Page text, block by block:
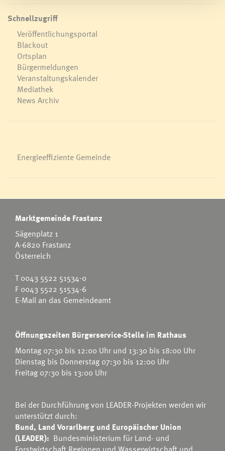
Schnellzugriff
Veröffentlichungsportal
Blackout
Ortsplan
Bürgermeldungen
Veranstaltungskalender
Mediathek
News Archiv
Energieeffiziente Gemeinde
Marktgemeinde Frastanz
Sägenplatz 1
A-6820 Frastanz
Österreich
T0043 5522 51534-0
F 0043 5522 51534-6
E-Mail an das Gemeindeamt
Öffnungszeiten Bürgerservice-Stelle im Rathaus
Montag 07:30 bis 12:00 Uhr und 13:30 bis 18:00 Uhr
Dienstag bis Donnerstag 07:30 bis 12:00 Uhr
Freitag 07:30 bis 13:00 Uhr
Bei der Durchführung von LEADER-Projekten werden wir
unterstützt durch:
Bund, Land Vorarlberg und Europäischer Union
(LEADER): Bundesministerium für Land- und